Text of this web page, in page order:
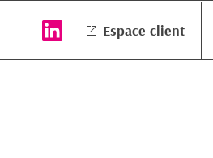
Espace client